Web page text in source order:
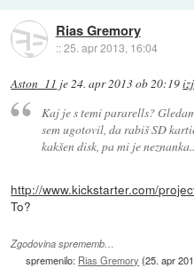
Rias Gremory
::25. apr 2013, 16:04
Aston_11 je24. apr 2013 ob 20:19
Kaj je s temi pararells?
sem ugotovil, da rabiš SD
kakšen disk, pa mi je
http://www.kickstarter.com/
To?
Zgodovina sprememb…
spremenilo: Rias Gremory (25. apr